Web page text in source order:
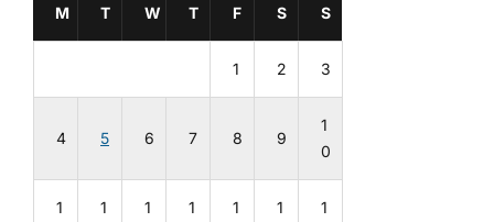
M T W T F S S
1 2 3
4 5 6 7 8 9
1
0
1
1
1
1
1
1
1